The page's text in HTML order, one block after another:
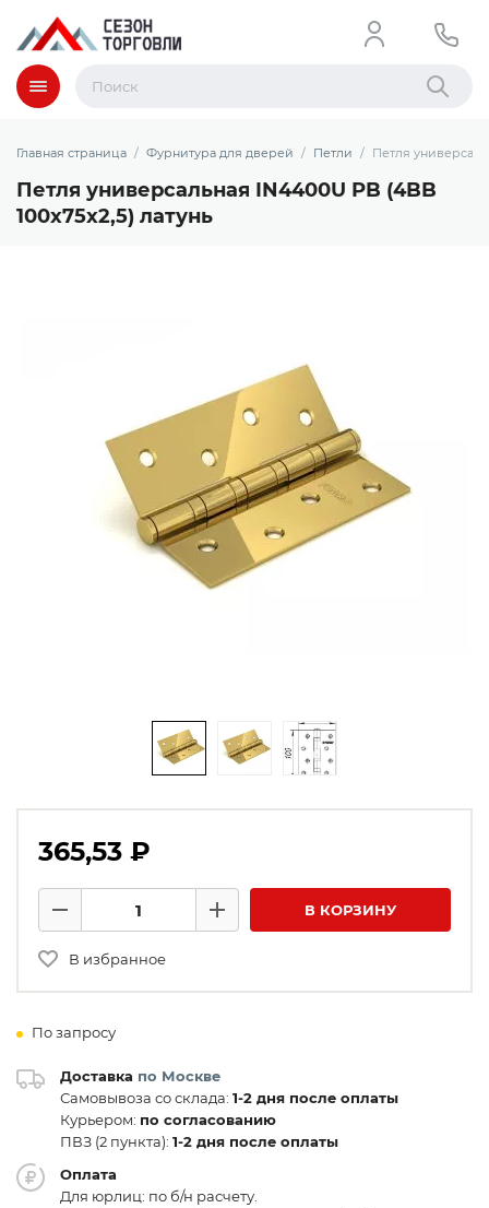
Меню Найти
Главная страница Фурнитура для дверей Петли Петля
Петля универсальная IN4400U PB (4BB
100x75x2,5) латунь
365,53 ₽
Минус
Плюс В КОРЗИНУ
В избранное
По запросу
Доставка по Москве
Самовывоза со склада: 1-2 дня после оплаты
Курьером: по согласованию
ПВЗ (2 пункта): 1-2 дня после оплаты
Оплата
Для юрлиц: по б/н расчету.